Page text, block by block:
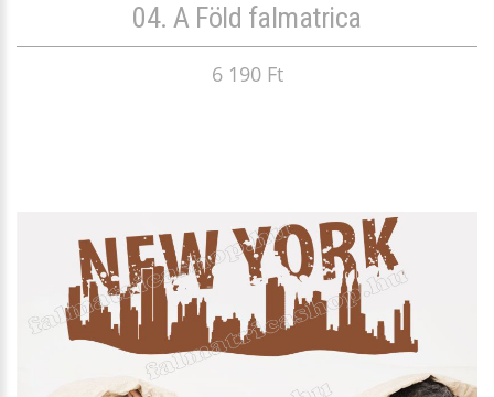
04. A Föld falmatrica
6 190 Ft